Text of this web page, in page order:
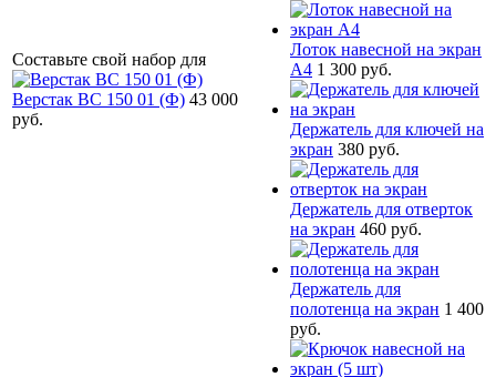
Составьте свой набор для
Верстак ВС 150 01 (Ф) 43 000
руб.
Лоток навесной на экран
А4 1 300 руб.
Держатель для ключей на
экран 380 руб.
Держатель для отверток
на экран 460 руб.
Держатель для
полотенца на экран 1 400
руб.